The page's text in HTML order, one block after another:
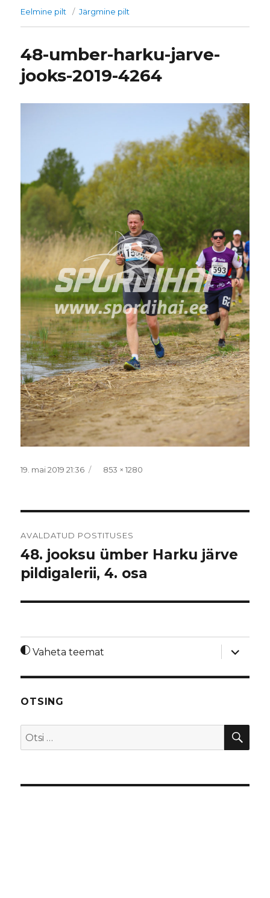
Eelmine pilt Järgmine pilt
48-umber-harku-jarve-
jooks-2019-4264
Postitatud
19. mai 2019 21:36 Täissuurus
853 × 1280
AVALDATUD POSTITUSES
48. jooksu ümber Harku järve
pildigalerii, 4. osa
Vaheta teemat
laienda
OTSING
Otsi: